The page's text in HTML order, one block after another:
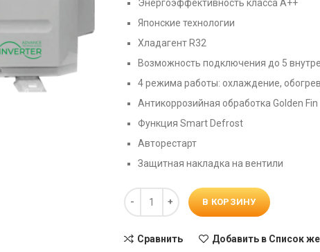
Энергоэффективность класса А++
Японские технологии
Хладагент R32
Возможность подключения до 5
4 режима работы: охлаждение,
Антикоррозийная обработка Golden Fin
Функция Smart Defrost
Авторестарт
Защитная накладка на вентили
Количество
В КОРЗИНУ
Сравнить Добавить в Список